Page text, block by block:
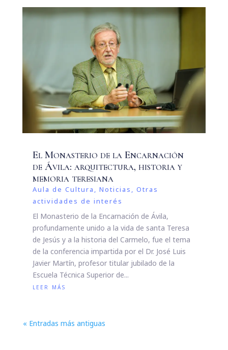
El Monasterio de la Encarnación
de Ávila: arquitectura, historia y
memoria teresiana
Aula de Cultura , Noticias , Otras
actividades de interés
El Monasterio de la Encarnación de Ávila,
profundamente unido a la vida de santa Teresa
de Jesús y a la historia del Carmelo, fue el tema
de la conferencia impartida por el Dr. José Luis
Javier Martín, profesor titular jubilado de la
Escuela Técnica Superior de...
leer más
« Entradas más antiguas